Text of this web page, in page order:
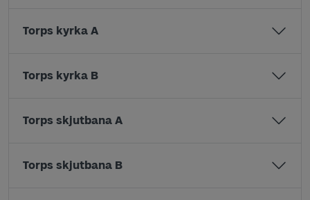
Torps kyrka A
Torps kyrka B
Torps skjutbana A
Torps skjutbana B